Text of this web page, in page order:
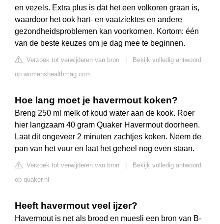
en vezels. Extra plus is dat het een volkoren graan is,
waardoor het ook hart- en vaatziektes en andere
gezondheidsproblemen kan voorkomen. Kortom: één
van de beste keuzes om je dag mee te beginnen.
Verzoek tot verwijderen van bron
Bekijk volledig antwoord
op womenshealthmag.com
Hoe lang moet je havermout koken?
Breng 250 ml melk of koud water aan de kook. Roer
hier langzaam 40 gram Quaker Havermout doorheen.
Laat dit ongeveer 2 minuten zachtjes koken. Neem de
pan van het vuur en laat het geheel nog even staan.
Verzoek tot verwijderen van bron
Bekijk volledig antwoord
op quaker.nl
Heeft havermout veel ijzer?
Havermout is net als brood en muesli een bron van B-